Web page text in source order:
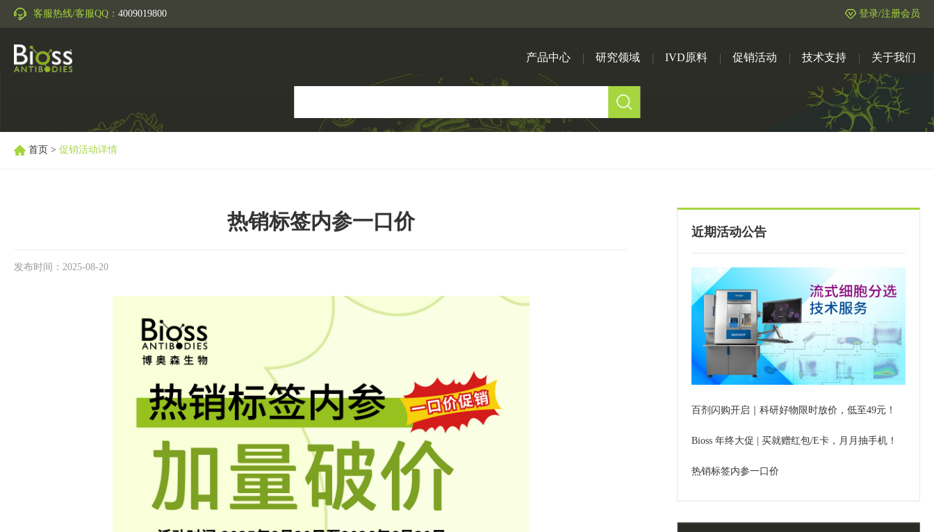
客服热线/客服QQ： 4009019800 登录/注册会员
产品中心 研究领域 IVD原料 促销活动 技术支持 关于我们
首页 > 促销活动详情
热销标签内参一口价
发布时间：2025-08-20
近期活动公告
百剂闪购开启｜科研好物限时放价，低至49元！
Bioss 年终大促 | 买就赠红包/E卡，月月抽手机！
热销标签内参一口价